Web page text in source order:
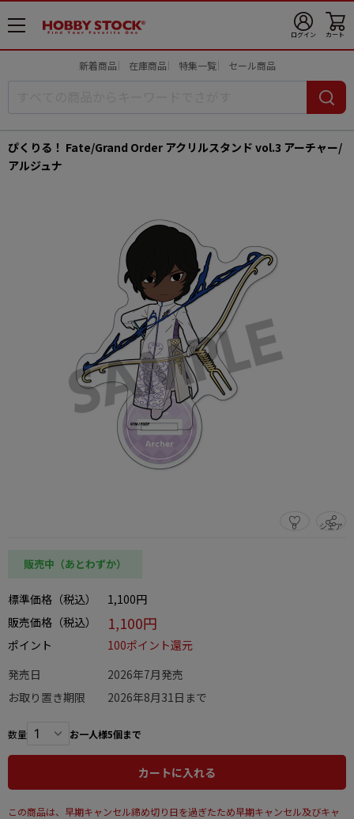
メ
ニ
ログイン カート
新着商品 在庫商品 特集一覧 セール商品
ぴくりる！ Fate/Grand Order アクリルスタンド vol.3 アーチャー/
アルジュナ
0 シェア
この商品をシェアする
販売中（あとわずか）
標準価格（税込）
1,100円
販売価格（税込）
1,100円
ポイント
100ポイント還元
発売日
2026年7月発売
お取り置き期限
2026年8月31日まで
数量 お一人様5個まで
カートに入れる
この商品は、早期キャンセル締め切り日を過ぎたため早期キャンセル及びキャ